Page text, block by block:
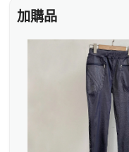
加購品